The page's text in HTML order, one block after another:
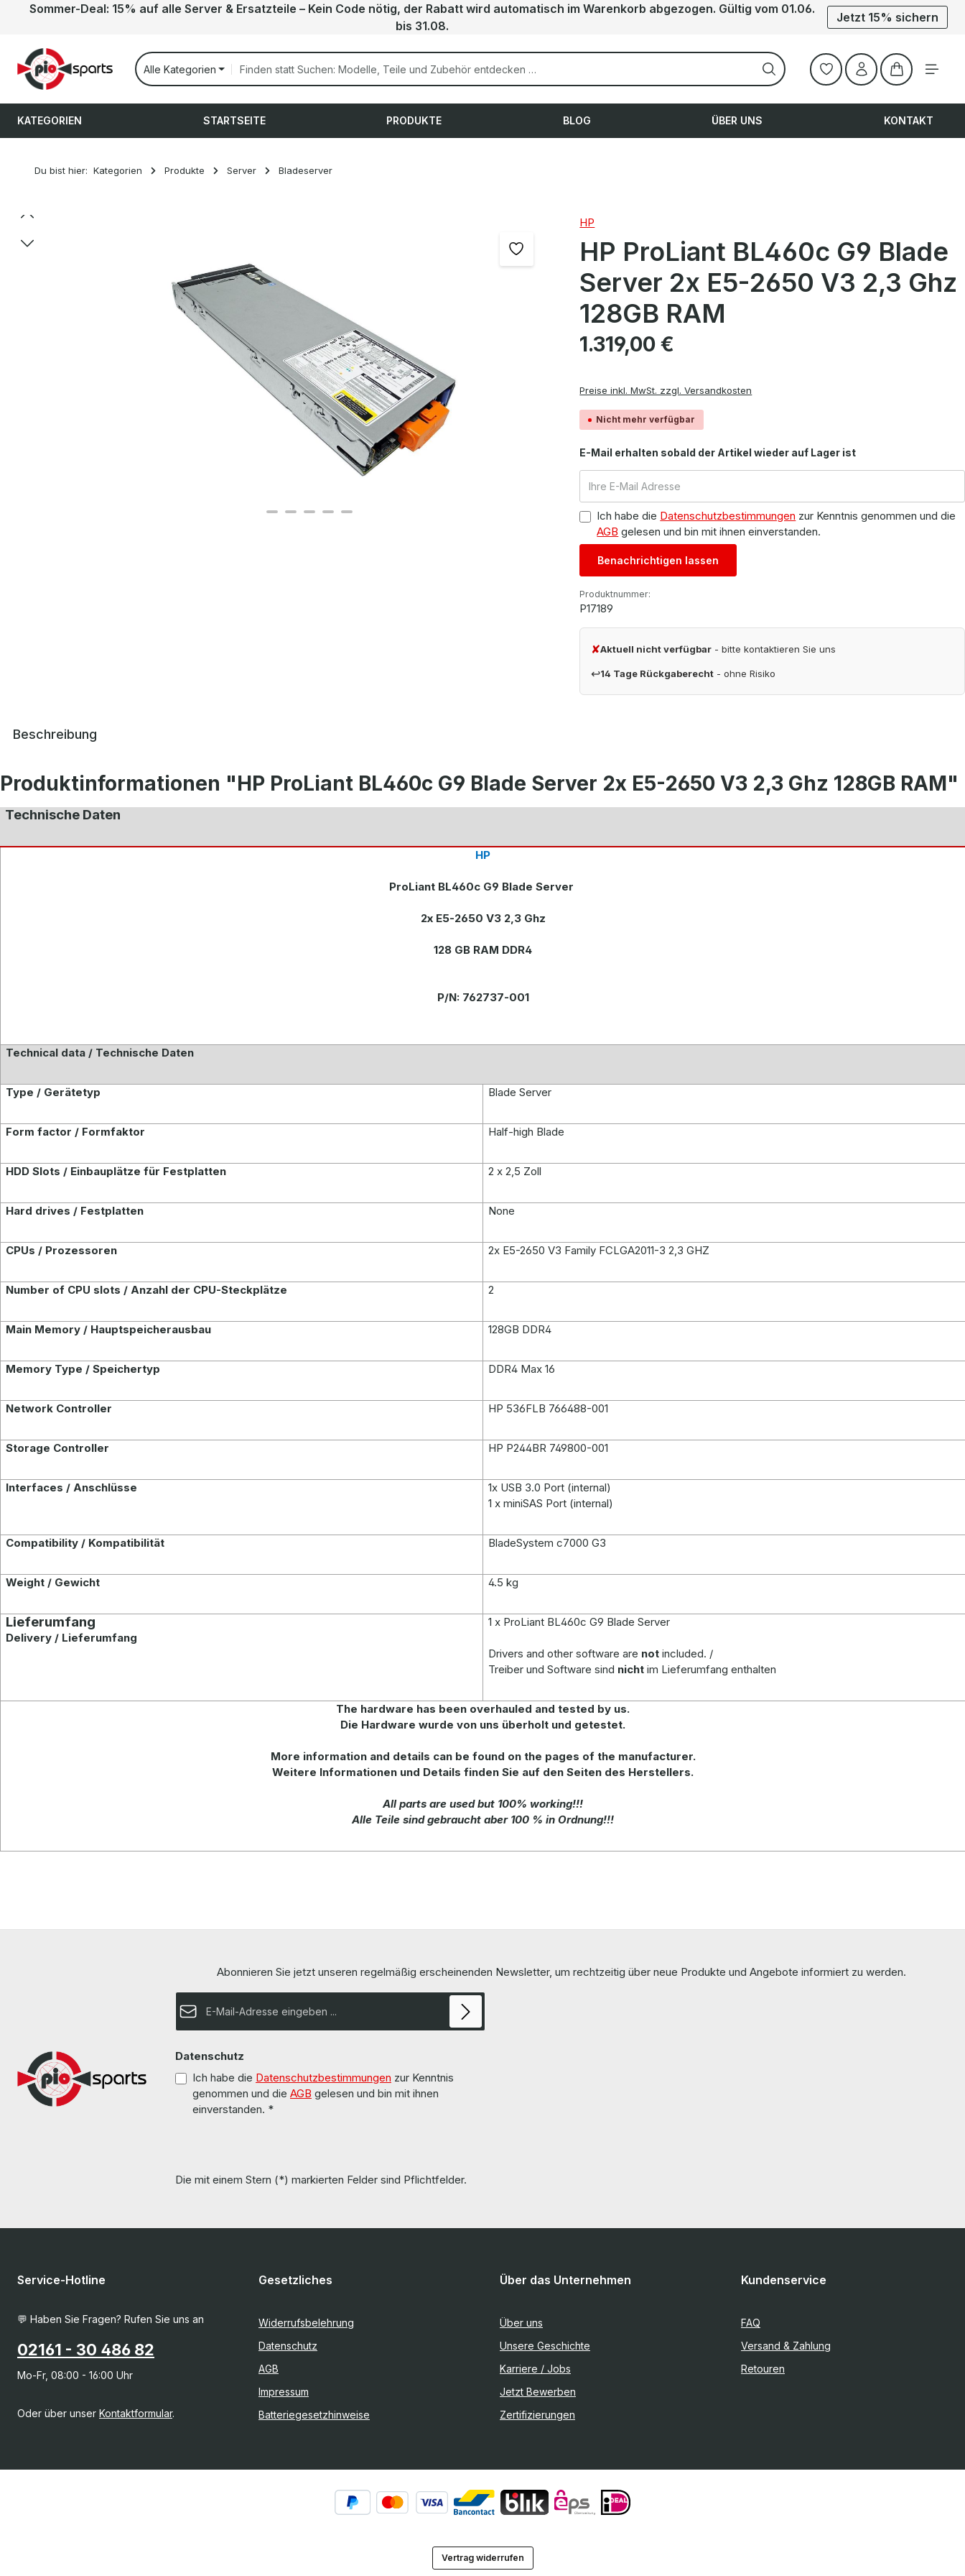
Hauptinhalt springen
Zur Suche springen
Zur Hauptnavigation springen
Sommer-Deal: 15% auf alle Server & Ersatzteile – Kein Code nötig, der Rabatt wird automatisch im Warenkorb abgezogen. Gültig vom 01.06.
bis 31.08.
Jetzt 15% sichern
Alle Kategorien
Warenkorb
KATEGORIEN STARTSEITE PRODUKTE BLOG ÜBER UNS KONTAKT
Du bist hier: Kategorien Produkte Server Bladeserver
Bildergalerie überspringen HP
HP ProLiant BL460c G9 Blade
Server 2x E5-2650 V3 2,3 Ghz
128GB RAM
Regulärer Preis:
1.319,00 €
Preise inkl. MwSt. zzgl. Versandkosten
Nicht mehr verfügbar
E-Mail erhalten sobald der Artikel wieder auf Lager ist
Ich habe die Datenschutzbestimmungen zur Kenntnis genommen und die
AGB gelesen und bin mit ihnen einverstanden.
Benachrichtigen lassen
Produktnummer:
P17189
✘Aktuell nicht verfügbar - bitte kontaktieren Sie uns
↩14 Tage Rückgaberecht - ohne Risiko
Beschreibung
Produktinformationen "HP ProLiant BL460c G9 Blade Server 2x E5-2650 V3 2,3 Ghz 128GB RAM"
Technische Daten
HP
ProLiant BL460c G9 Blade Server
2x E5-2650 V3 2,3 Ghz
128 GB RAM DDR4
P/N: 762737-001
Technical data / Technische Daten
Type / Gerätetyp Blade Server
Form factor / Formfaktor Half-high Blade
HDD Slots / Einbauplätze für Festplatten 2 x 2,5 Zoll
Hard drives / Festplatten None
CPUs / Prozessoren 2x E5-2650 V3 Family FCLGA2011-3 2,3 GHZ
Number of CPU slots / Anzahl der CPU-Steckplätze 2
Main Memory / Hauptspeicherausbau 128GB DDR4
Memory Type / Speichertyp DDR4 Max 16
Network Controller HP 536FLB 766488-001
Storage Controller HP P244BR 749800-001
Interfaces / Anschlüsse
1x USB 3.0 Port (internal)
1 x miniSAS Port (internal)
Compatibility / Kompatibilität BladeSystem c7000 G3
Weight / Gewicht 4.5 kg
Lieferumfang
Delivery / Lieferumfang
1 x ProLiant BL460c G9 Blade Server
Drivers and other software are not included. /
Treiber und Software sind nicht im Lieferumfang enthalten
The hardware has been overhauled and tested by us.
Die Hardware wurde von uns überholt und getestet.
More information and details can be found on the pages of the manufacturer.
Weitere Informationen und Details finden Sie auf den Seiten des Herstellers.
All parts are used but 100% working!!!
Alle Teile sind gebraucht aber 100 % in Ordnung!!!
Abonnieren Sie jetzt unseren regelmäßig erscheinenden Newsletter, um rechtzeitig über neue Produkte und Angebote informiert zu werden.
E-Mail-Adresse*
Datenschutz
Ich habe die Datenschutzbestimmungen zur Kenntnis
genommen und die AGB gelesen und bin mit ihnen
einverstanden. *
Die mit einem Stern (*) markierten Felder sind Pflichtfelder.
Service-Hotline
💬 Haben Sie Fragen? Rufen Sie uns an
02161 - 30 486 82
Mo-Fr, 08:00 - 16:00 Uhr
Oder über unser Kontaktformular.
Gesetzliches
Widerrufsbelehrung
Datenschutz
AGB
Impressum
Batteriegesetzhinweise
Über das Unternehmen
Über uns
Unsere Geschichte
Karriere / Jobs
Jetzt Bewerben
Zertifizierungen
Kundenservice
FAQ
Versand & Zahlung
Retouren
Vertrag widerrufen